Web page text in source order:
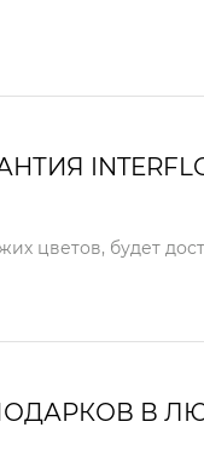
цветов, будет
В